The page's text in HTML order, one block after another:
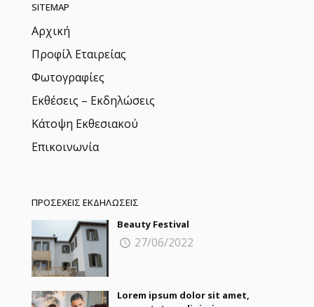
SITEMAP
Αρχική
Προφίλ Εταιρείας
Φωτογραφίες
Εκθέσεις – Εκδηλώσεις
Κάτοψη Εκθεσιακού
Επικοινωνία
ΠΡΟΣΕΧΕΙΣ ΕΚΔΗΛΩΣΕΙΣ
Beauty Festival
27/06/2022
Lorem ipsum dolor sit amet,